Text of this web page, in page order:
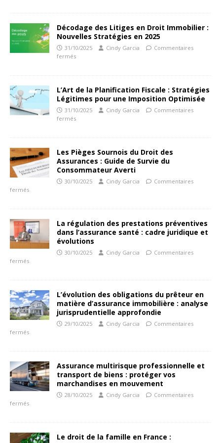
Décodage des Litiges en Droit Immobilier :
Nouvelles Stratégies en 2025
31/10/2025 Cindy Garcia
Commentaires
fermés
L’Art de la Planification Fiscale : Stratégies
Légitimes pour une Imposition Optimisée
31/10/2025 Cindy Garcia
Commentaires
fermés
Les Pièges Sournois du Droit des
Assurances : Guide de Survie du
Consommateur Averti
30/10/2025 Cindy Garcia
Commentaires
fermés
La régulation des prestations préventives
dans l’assurance santé : cadre juridique et
évolutions
30/10/2025 Cindy Garcia
Commentaires
fermés
L’évolution des obligations du prêteur en
matière d’assurance immobilière : analyse
jurisprudentielle approfondie
29/10/2025 Cindy Garcia
Commentaires
fermés
Assurance multirisque professionnelle et
transport de biens : protéger vos
marchandises en mouvement
28/10/2025 Cindy Garcia
Commentaires
fermés
Le droit de la famille en France :